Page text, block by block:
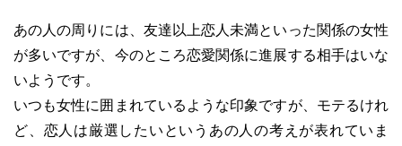
あの人の周りには、友達以上恋人未満といった関係の女性
が多いですが、今のところ恋愛関係に進展する相手はいな
いようです。
いつも女性に囲まれているような印象ですが、モテるけれ
ど、恋人は厳選したいというあの人の考えが表れていま